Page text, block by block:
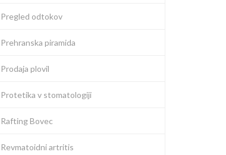
Pregled odtokov
Prehranska piramida
Prodaja plovil
Protetika v stomatologiji
Rafting Bovec
Revmatoidni artritis